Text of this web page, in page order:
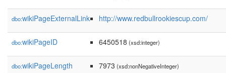
dbo:wikiPageExternalLink http://www.redbullrookiescup.com/
dbo:wikiPageID 6450518 (xsd:integer)
dbo:wikiPageLength 7973 (xsd:nonNegativeInteger)